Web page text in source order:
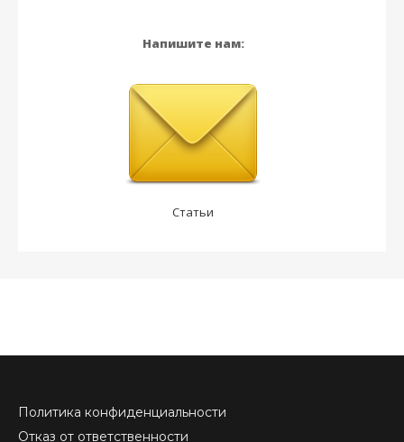
Напишите нам:
Статьи
Политика конфиденциальности
Отказ от ответственности